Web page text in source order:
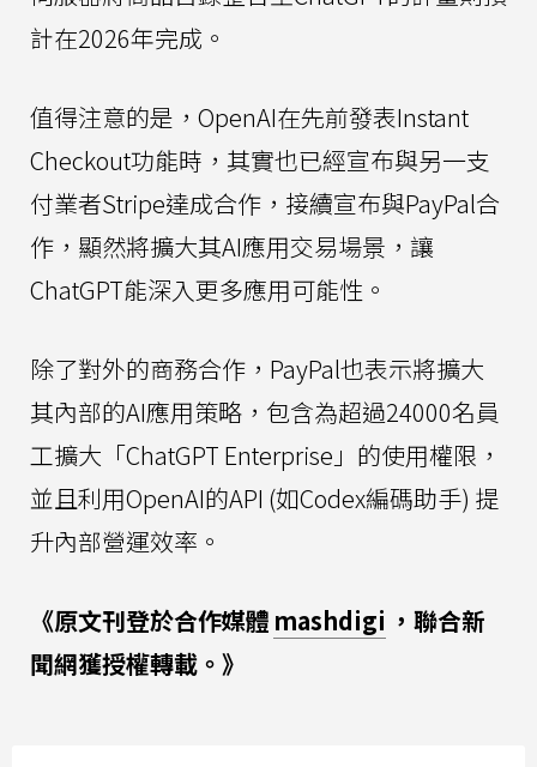
計在2026年完成。
值得注意的是，OpenAI在先前發表Instant
Checkout功能時，其實也已經宣布與另一支
付業者Stripe達成合作，接續宣布與PayPal合
作，顯然將擴大其AI應用交易場景，讓
ChatGPT能深入更多應用可能性。
除了對外的商務合作，PayPal也表示將擴大
其內部的AI應用策略，包含為超過24000名員
工擴大「ChatGPT Enterprise」的使用權限，
並且利用OpenAI的API (如Codex編碼助手) 提
升內部營運效率。
《原文刊登於合作媒體 mashdigi ，聯合新
聞網獲授權轉載。》